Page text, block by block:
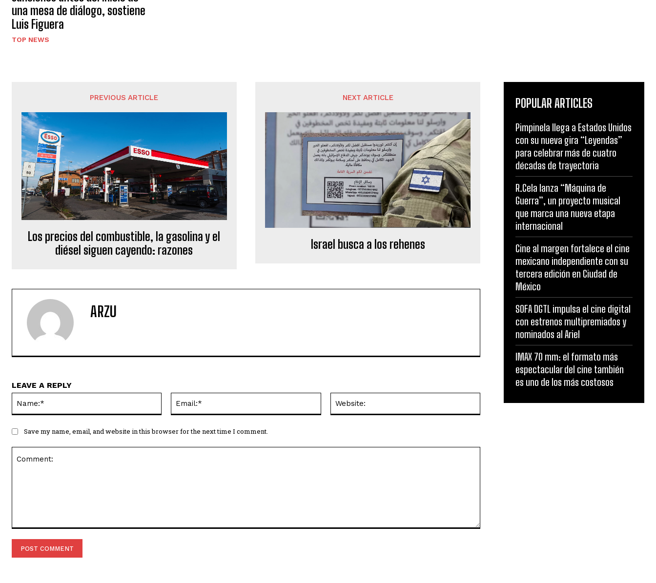
una mesa de diálogo, sostiene
Luis Figuera
TOP NEWS
PREVIOUS ARTICLE
Los precios del combustible, la gasolina y el
diésel siguen cayendo: razones
NEXT ARTICLE
Israel busca a los rehenes
ARZU
LEAVE A REPLY
Save my name, email, and website in this browser for the next time I comment.
POPULAR ARTICLES
Pimpinela llega a Estados Unidos
con su nueva gira “Leyendas”
para celebrar más de cuatro
décadas de trayectoria
R.Cela lanza “Máquina de
Guerra”, un proyecto musical
que marca una nueva etapa
internacional
Cine al margen fortalece el cine
mexicano independiente con su
tercera edición en Ciudad de
México
SOFA DGTL impulsa el cine digital
con estrenos multipremiados y
nominados al Ariel
IMAX 70 mm: el formato más
espectacular del cine también
es uno de los más costosos